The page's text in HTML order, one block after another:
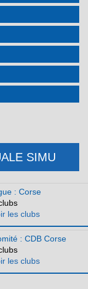
SIMU
: Corse
les clubs
: CDB Corse
les clubs